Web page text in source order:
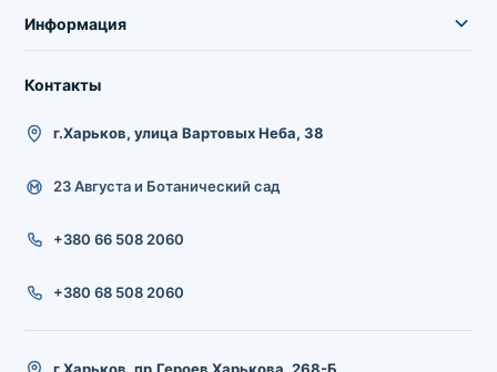
Информация
Контакты
г.Харьков, улица Вартовых Неба, 38
23 Августа и Ботанический сад
+380 66 508 2060
+380 68 508 2060